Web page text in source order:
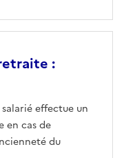
:
effectue un
en cas de
du